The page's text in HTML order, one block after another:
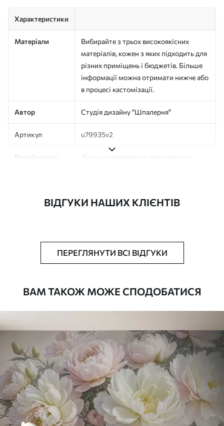
Характеристики
Матеріали
Вибирайте з трьох високоякісних
матеріалів, кожен з яких підходить для
різних приміщень і бюджетів. Більше
інформації можна отримати нижче або
в процесі кастомізації.
Автор Студія дизайну "Шпалерня"
Артикул u79935v2
Виробництво
Друк на замовлення, постачається
клей для шпалер
можна мити водою
Стандарт
831 499 грн/м²
Преміум
1066640грн /м²
Преміум Вініл
ВІДГУКИ НАШИХ КЛІЄНТІВ
ПЕРЕГЛЯНУТИ ВСІ ВІДГУКИ
ВАМ ТАКОЖ МОЖЕ СПОДОБАТИСЯ